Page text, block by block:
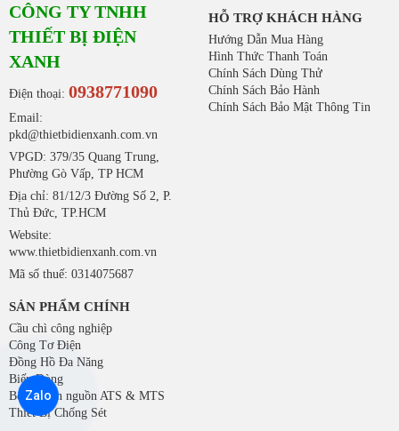
CÔNG TY TNHH
THIẾT BỊ ĐIỆN
XANH
Điện thoại: 0938771090
Email:
pkd@thietbidienxanh.com.vn
VPGD: 379/35 Quang Trung,
Phường Gò Vấp, TP HCM
Địa chỉ: 81/12/3 Đường Số 2, P.
Thủ Đức, TP.HCM
Website:
www.thietbidienxanh.com.vn
Mã số thuế: 0314075687
HỖ TRỢ KHÁCH HÀNG
Hướng Dẫn Mua Hàng
Hình Thức Thanh Toán
Chính Sách Dùng Thử
Chính Sách Bảo Hành
Chính Sách Bảo Mật Thông Tin
SẢN PHẨM CHÍNH
Cầu chì công nghiệp
Công Tơ Điện
Đồng Hồ Đa Năng
Biến Dòng
Bộ chuyển nguồn ATS & MTS
Thiết Bị Chống Sét
Zalo